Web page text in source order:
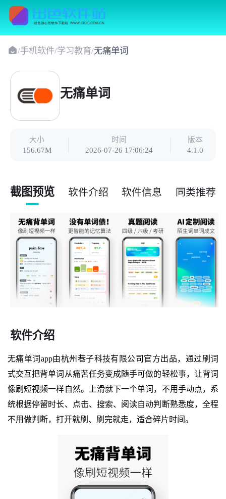
/手机软件/学习教育/无痛单词
无痛单词
大小
156.67M
时间
2026-07-26 17:06:24
版本
4.1.0
截图预览 软件介绍 软件信息 同类推荐
软件介绍
无痛单词app由杭州巷子科技有限公司官方出品，通过刷词
式交互把背单词从痛苦任务变成随手可做的轻松事，让背词
像刷短视频一样自然。上滑就下一个单词，不用手动点，系
统根据停留时长、点击、搜索、阅读自动判断熟悉度，全程
不用做判断，打开就刷、刷完就走，适合碎片时间。